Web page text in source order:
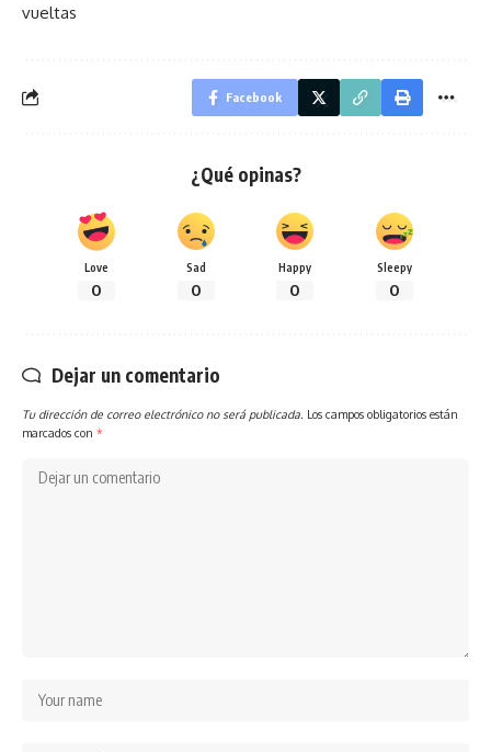
vueltas
Facebook
¿Qué opinas?
Love
0
Sad
0
Happy
0
Sleepy
0
Dejar un comentario
Tu dirección de correo electrónico no será publicada. Los campos obligatorios están
marcados con *